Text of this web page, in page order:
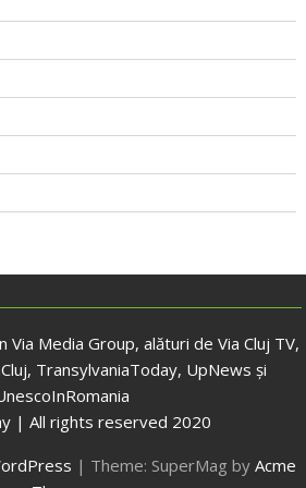
Via Media Group, alături de Via Cluj TV,
TransylvaniaToday, UpNews și
| All rights reserved 2020
| Theme: SuperMag by Acme